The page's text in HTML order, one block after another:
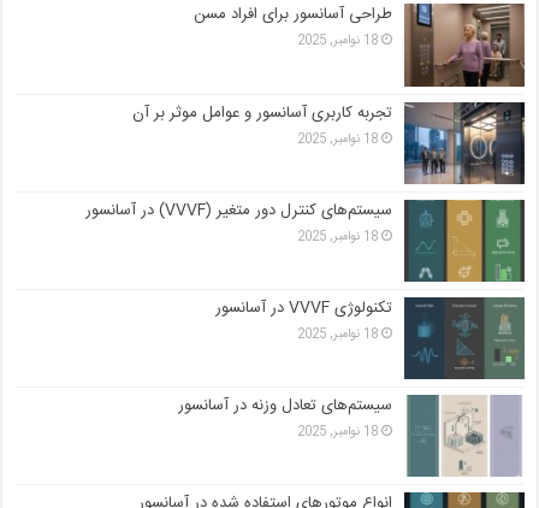
طراحی آسانسور برای افراد مسن
18 نوامبر, 2025
تجربه کاربری آسانسور و عوامل موثر بر آن
18 نوامبر, 2025
سیستم‌های کنترل دور متغیر (VVVF) در آسانسور
18 نوامبر, 2025
تکنولوژی VVVF در آسانسور
18 نوامبر, 2025
سیستم‌های تعادل وزنه در آسانسور
18 نوامبر, 2025